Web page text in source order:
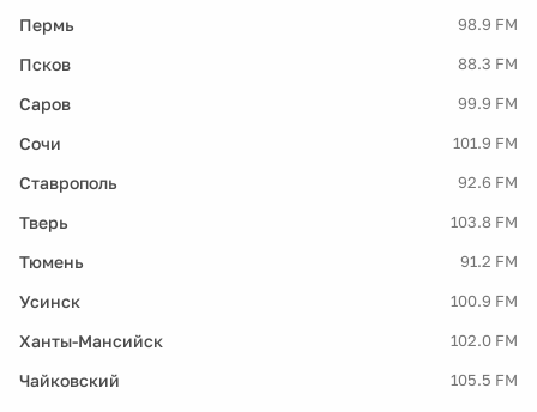
Пермь 98.9 FM
Псков 88.3 FM
Саров 99.9 FM
Сочи 101.9 FM
Ставрополь 92.6 FM
Тверь 103.8 FM
Тюмень 91.2 FM
Усинск 100.9 FM
Ханты-Мансийск 102.0 FM
Чайковский 105.5 FM